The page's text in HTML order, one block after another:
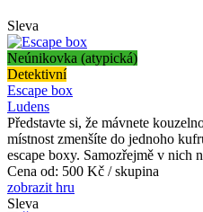
Sleva
Neúnikovka (atypická)
Detektivní
Escape box
Ludens
Představte si, že mávnete
místnost zmenšíte do jednoho
escape boxy. Samozřejmě v nich
Cena od: 500 Kč / skupina
zobrazit hru
Sleva